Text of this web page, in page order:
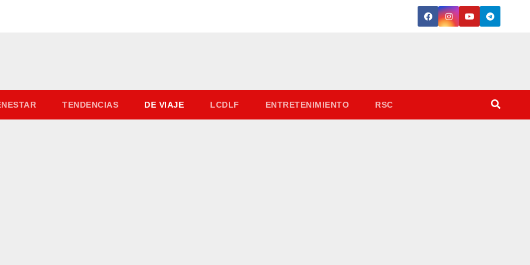
TENDENCIAS DE VIAJE LCDLF ENTRETENIMIENTO RSC